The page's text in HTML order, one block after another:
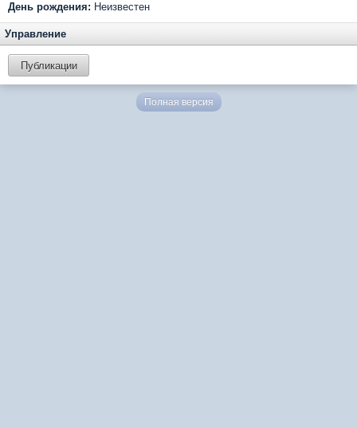
День рождения: Неизвестен
Управление
Публикации
Полная версия